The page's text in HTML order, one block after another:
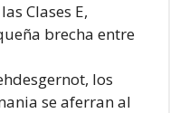
Clases E,
brecha entre
los
se aferran al